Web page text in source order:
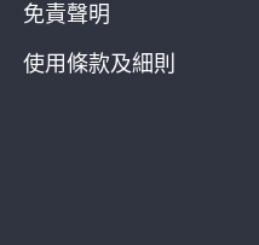
免責聲明
使用條款及細則